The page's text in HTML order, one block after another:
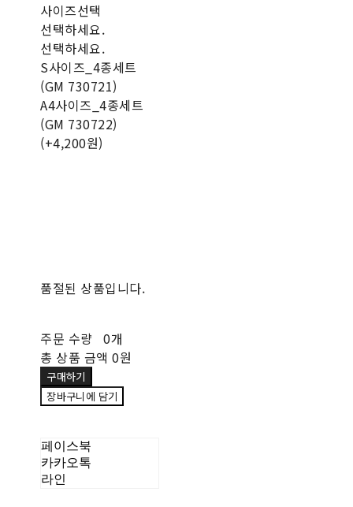
사이즈선택
선택하세요.
선택하세요.
S사이즈_4종세트
(GM 730721)
A4사이즈_4종세트
(GM 730722)
(+4,200원)
품절된 상품입니다.
주문 수량 0개
총 상품 금액 0원
구매하기
장바구니에 담기
페이스북
카카오톡
라인